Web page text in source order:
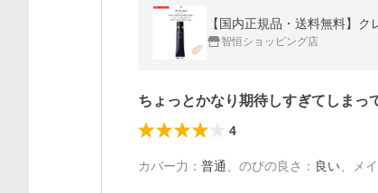
【国内正規品・送料無料】
智恒ショッピング店
ちょっとかなり期待しすぎてしまっ
4
カバー力 ： 普通 のびの良さ ： 良い メ